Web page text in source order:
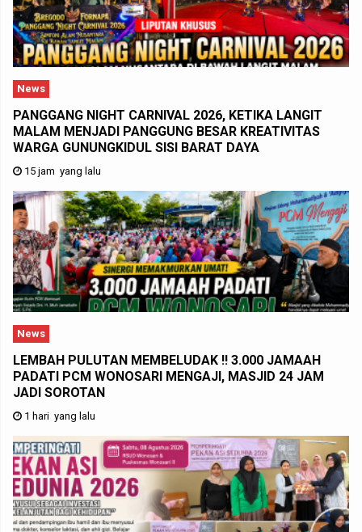
News
PANGGANG NIGHT CARNIVAL 2026, KETIKA LANGIT
MALAM MENJADI PANGGUNG BESAR KREATIVITAS
WARGA GUNUNGKIDUL SISI BARAT DAYA
15 jam yang lalu
News
LEMBAH PULUTAN MEMBELUDAK !! 3.000 JAMAAH
PADATI PCM WONOSARI MENGAJI, MASJID 24 JAM
JADI SOROTAN
1 hari yang lalu